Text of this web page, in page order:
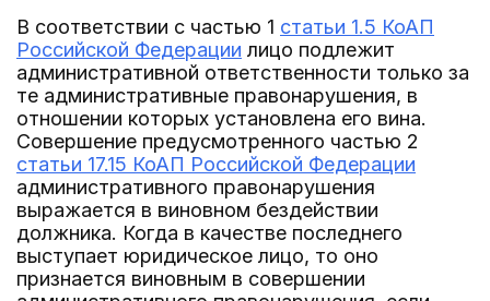
В соответствии с частью 1 статьи 1.5 КоАП
Российской Федерации лицо подлежит
административной ответственности только за
те административные правонарушения, в
отношении которых установлена его вина.
Совершение предусмотренного частью 2
статьи 17.15 КоАП Российской Федерации
административного правонарушения
выражается в виновном бездействии
должника. Когда в качестве последнего
выступает юридическое лицо, то оно
признается виновным в совершении